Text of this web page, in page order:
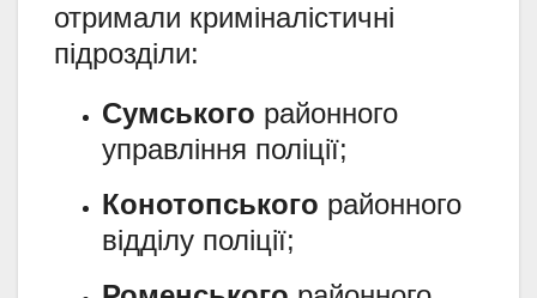
отримали криміналістичні
підрозділи:
Сумського районного
управління поліції;
Конотопського районного
відділу поліції;